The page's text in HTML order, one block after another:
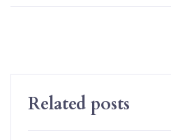
Related posts